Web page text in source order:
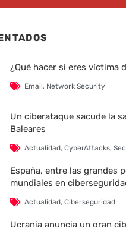
¿Qué hacer si eres víctima
Email, Network Security
Un ciberataque sacude la
Baleares
Actualidad,CyberAttacks,
España, entre las grandes
mundiales en
Actualidad,Ciberseguridad
Ucrania anuncia un gran